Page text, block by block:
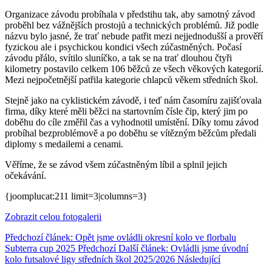
Organizace závodu probíhala v předstihu tak, aby samotný závod
proběhl bez vážnějších prostojů a technických problémů. Již podle
názvu bylo jasné, že trať nebude patřit mezi nejjednodušší a prověří
fyzickou ale i psychickou kondici všech zúčastněných. Počasí
závodu přálo, svítilo sluníčko, a tak se na trať dlouhou čtyři
kilometry postavilo celkem 106 běžců ze všech věkových kategorií.
Mezi nejpočetnější patřila kategorie chlapců věkem středních škol.
Stejně jako na cyklistickém závodě, i teď nám časomíru zajišťovala
firma, díky které měli běžci na startovním čísle čip, který jim po
doběhu do cíle změřil čas a vyhodnotil umístění. Díky tomu závod
probíhal bezproblémově a po doběhu se vítězným běžcům předali
diplomy s medailemi a cenami.
Věříme, že se závod všem zúčastněným líbil a splnil jejich
očekávání.
{joomplucat:211 limit=3|columns=3}
Zobrazit celou fotogalerii
Předchozí článek: Opět jsme ovládli okresní kolo ve florbalu
Subterra cup 2025 Předchozí Další článek: Ovládli jsme úvodní
kolo futsalové ligy středních škol 2025/2026 Následující